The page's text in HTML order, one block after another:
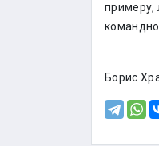
примеру,
Борис